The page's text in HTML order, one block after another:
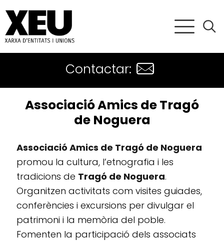
Contactar:
Associació Amics de Tragó
de Noguera
Associació Amics de Tragó de Noguera
promou la cultura, l’etnografia i les
tradicions de Tragó de Noguera.
Organitzen activitats com visites guiades,
conferències i excursions per divulgar el
patrimoni i la memòria del poble.
Fomenten la participació dels associats